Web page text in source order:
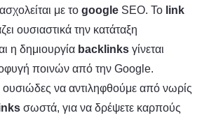
με το google SEO. Το link
ουσιαστικά την κατάταξη
η δημιουργία backlinks γίνεται
ποινών από την Google.
ουσιώδες να αντιληφθούμε από νωρίς
σωστά, για να δρέψετε καρπούς